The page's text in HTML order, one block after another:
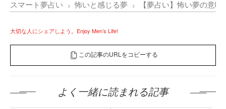
スマート夢占い 怖いと感じる夢 【夢占い】怖い夢の意
大切な人にシェアしよう。Enjoy Men’s Life!
この記事のURLをコピーする
よく一緒に読まれる記事